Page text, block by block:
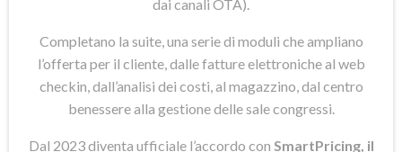
dai canali OTA).
Completano la suite, una serie di moduli che ampliano
l’offerta per il cliente, dalle fatture elettroniche al web
checkin, dall’analisi dei costi, al magazzino, dal centro
benessere alla gestione delle sale congressi.
Dal 2023 diventa ufficiale l’accordo con SmartPricing, il